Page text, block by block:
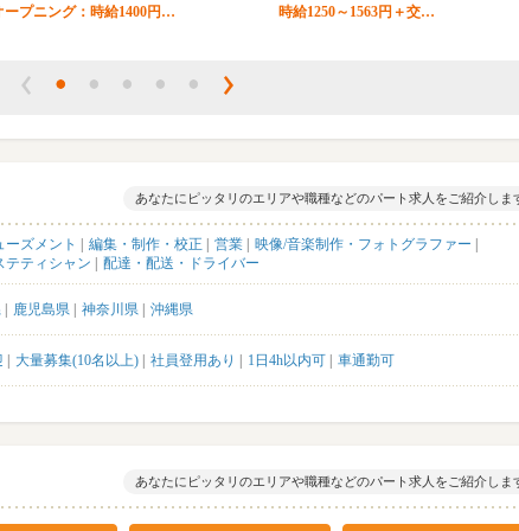
ープニング：時給1400円…
時給1250～1563円＋交…
あなたにピッタリのエリアや職種などのパート求人をご紹介しま
ズメント 編集・制作・校正 営業
映像/音楽制作・フォトグラファー
テティシャン
配達・配送・ドライバー
鹿児島県 神奈川県 沖縄県
大量募集(10名以上) 社員登用あり 1日4h以内可 車通勤可
あなたにピッタリのエリアや職種などのパート求人をご紹介しま